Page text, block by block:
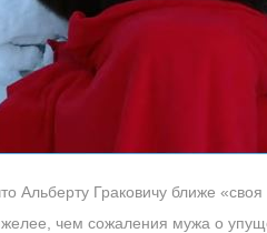
Альберту Граковичу ближе
чем сожаления мужа о